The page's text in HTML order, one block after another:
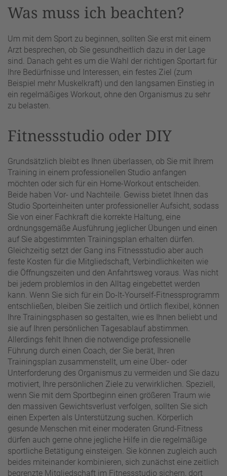
Was muss ich beachten?
Um mit dem Sport zu beginnen, sollten Sie erst mit einem
Arzt besprechen, ob Sie gesundheitlich dazu in der Lage
sind. Danach geht es um die Wahl der richtigen Sportart für
Ihre Bedürfnisse und Interessen, ein festes Ziel (zum
Beispiel mehr Muskelkraft) und den langsamen Einstieg in
ein regelmäßiges Workout, ohne den Organismus zu sehr
zu belasten.
Fitnessstudio oder DIY
Grundsätzlich bleibt es Ihnen überlassen, ob Sie mit Ihrem
Training in einem professionellen Studio anfangen
möchten oder sich für ein Home-Workout entscheiden.
Beide haben Vor- und Nachteile. Gewiss bietet Ihnen das
Studio Sporteinheiten unter professioneller Aufsicht, sodass
Sie von einer Fachkraft die korrekte Haltung, eine
ordnungsgemäße Ausführung jeglicher Übungen und einen
auf Sie abgestimmten Trainingsplan erhalten dürfen.
Gleichzeitig setzt der Gang ins Fitnessstudio aber auch
feste Kosten für die Mitgliedschaft, Verbindlichkeiten wie
die Öffnungszeiten und den Anfahrtsweg voraus. Was nicht
bei jedem problemlos in den Alltag eingebettet werden
kann. Wenn Sie sich für ein Do-It-Yourself-Fitnessprogramm
entschließen, bleiben Sie zeitlich und örtlich flexibel, können
Ihre Trainingsphasen so gestalten, wie es Ihnen beliebt und
sie auf Ihren persönlichen Tagesablauf abstimmen.
Allerdings fehlt Ihnen die notwendige professionelle
Führung durch einen Coach, der Sie berät, Ihren
Trainingsplan zusammenstellt, um eine Über- oder
Unterforderung des Organismus zu vermeiden und Sie dazu
motiviert, Ihre persönlichen Ziele zu verwirklichen. Speziell,
wenn Sie mit dem Sportbeginn einen größeren Traum wie
den massiven Gewichtsverlust verfolgen, sollten Sie sich
einen Experten als Unterstützung suchen. Körperlich
gesunde Menschen mit einer moderaten Grund-Fitness
dürfen auch gerne ohne jegliche Hilfe in die regelmäßige
sportliche Betätigung einsteigen. Sie können zugleich auch
beides miteinander kombinieren, sich zunächst eine zeitlich
begrenzte Mitgliedschaft im Fitnessstudio sichern, dort